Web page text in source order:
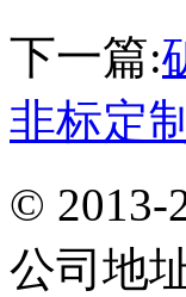
下一篇:
非标定
© 2013-
公司地